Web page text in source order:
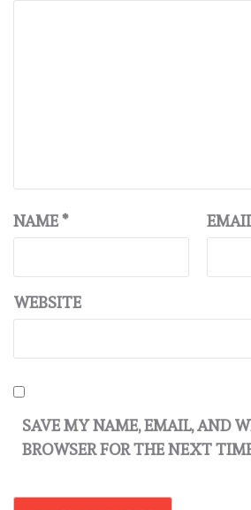
NAME*
WEBSITE
SAVE MY NAME, EMAIL, AND
BROWSER FOR THE NEXT